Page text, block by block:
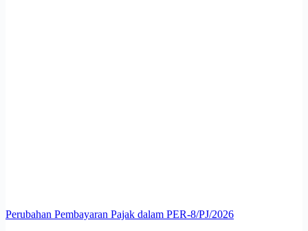
Perubahan Pembayaran Pajak dalam PER-8/PJ/2026